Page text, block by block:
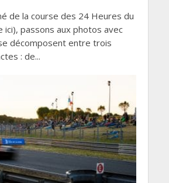
de la course des 24 Heures du
ici), passons aux photos avec
décomposent entre trois
: de...